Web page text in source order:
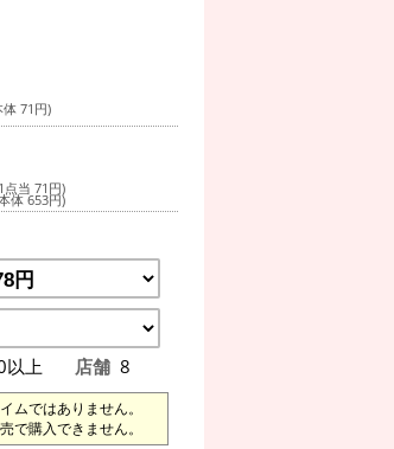
体 71円)
点当 71円)
体 653円)
以上 店舗 8
ムではありません。
で購入できません。